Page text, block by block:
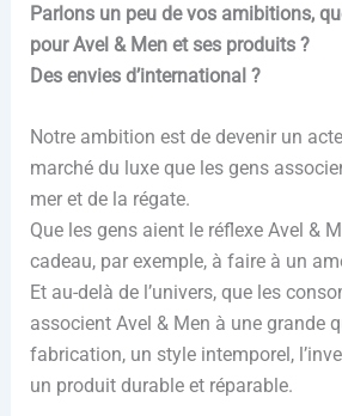
Parlons un peu de vos amibitions,
pour Avel & Men et ses produits ?
Des envies d’international ?
Notre ambition est de devenir un
marché du luxe que les gens
mer et de la régate.
Que les gens aient le réflexe Avel &
cadeau, par exemple, à faire à un
Et au-delà de l’univers, que les
associent Avel & Men à une grande
fabrication, un style intemporel,
un produit durable et réparable.